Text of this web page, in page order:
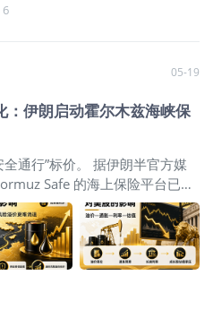
连环踩踏，短短两天内连续跌
指数一脚油门踩到了 11（极端
的“明线”？跌到极度恐慌的 11
怎么做？ 一、 逻辑闭环：4天
引爆的？ 市场永远会奖赏深度
上就是4天前我们细拆的交易结
牌效应”。 1. 从“买盘衰竭”演变
5月中下旬数字资产投资产品连
年以来最大单周失血。 这两天
没有止步，反而演变成了流动
力买盘（尤其是此前的中流砥柱
上已经失去了最坚固的“护盘
6
05-19
：伊朗启动霍尔木兹海峡保
通行”标价。 据伊朗半官方媒
Safe 的海上保险平台已经
兹海峡及周边水域的海运货物
伊朗方面称，这项业务未来可
朗正在试探，能否把霍尔木兹
套收费、承保、结算的金融安
没有答案。但它已经足以改变